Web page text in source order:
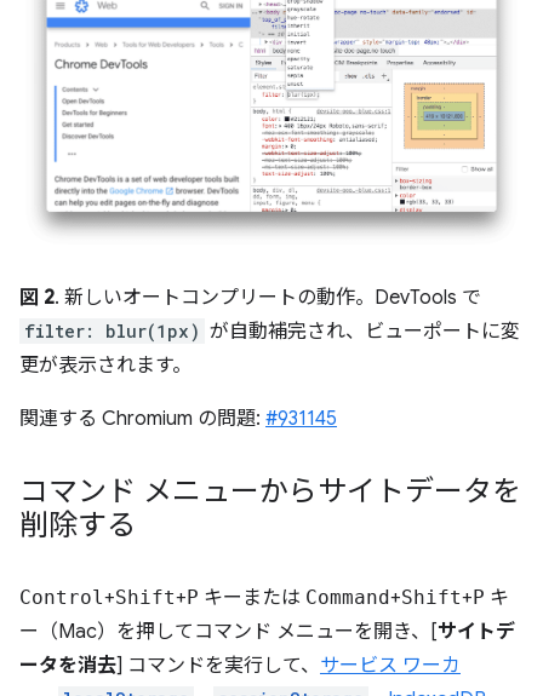
図 2. 新しいオートコンプリートの動作。DevTools で
filter: blur(1px) が自動補完され、ビューポートに変
更が表示されます。
関連する Chromium の問題: #931145
コマンド メニューからサイトデータを
削除する
Control +Shift+P キーまたは Command+Shift+P キ
ー（Mac）を押してコマンド メニューを開き、[サイトデ
ータを消去] コマンドを実行して、 サービス ワーカ